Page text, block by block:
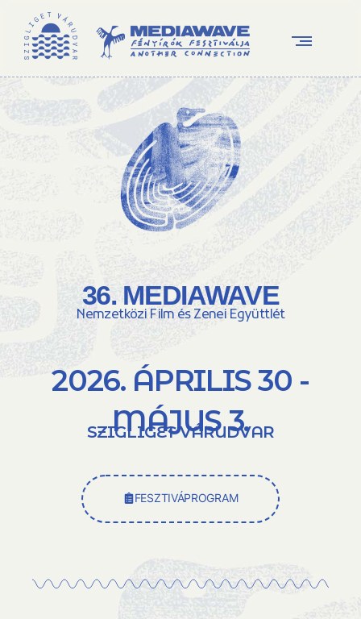
36. MEDIAWAVE
Nemzetközi Film és Zenei Együttlét
2026. ÁPRILIS 30 -
MÁJUS 3.
SZIGLIGET VÁRUDVAR
FESZTIVÁPROGRAM